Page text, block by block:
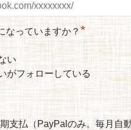
なっていますか？ *
い
がフォローしている
支払（PayPalのみ。毎月自